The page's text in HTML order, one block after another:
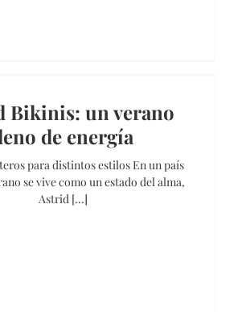
Bikinis: un verano
de energía
para distintos estilos En un país
se vive como un estado del alma,
Astrid [...]